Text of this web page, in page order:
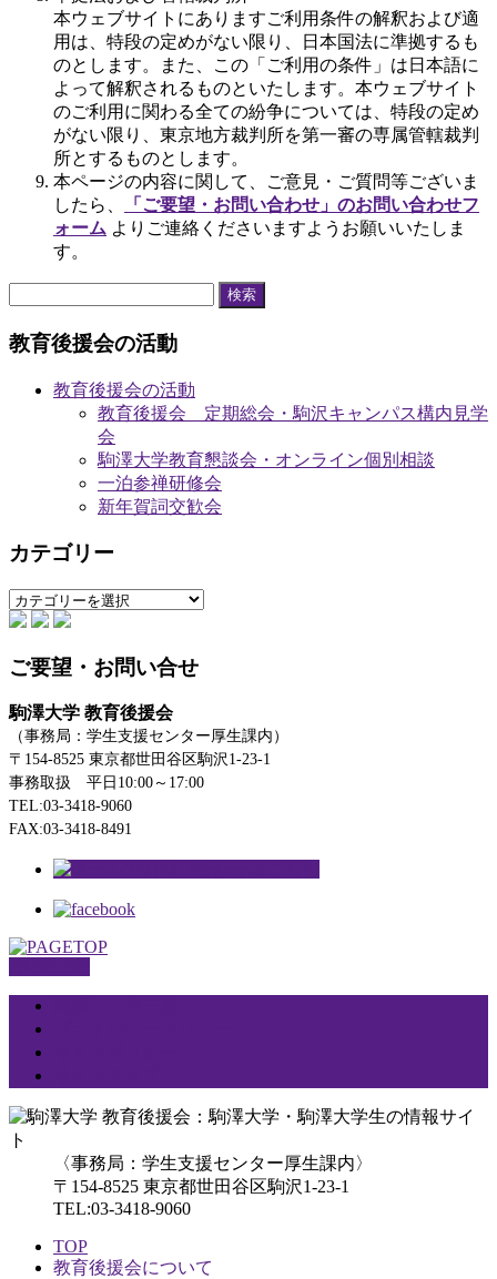
本ウェブサイトにありますご利用条件の解釈および適
用は、特段の定めがない限り、日本国法に準拠するも
のとします。また、この「ご利用の条件」は日本語に
よって解釈されるものといたします。本ウェブサイト
のご利用に関わる全ての紛争については、特段の定め
がない限り、東京地方裁判所を第一審の専属管轄裁判
所とするものとします。
本ページの内容に関して、ご意見・ご質問等ございま
したら、
「ご要望・お問い合わせ」のお問い合わせフ
ォーム よりご連絡くださいますようお願いいたしま
す。
教育後援会の活動
教育後援会の活動
教育後援会 定期総会・駒沢キャンパス構内見学
会
駒澤大学教育懇談会・オンライン個別相談
一泊参禅研修会
新年賀詞交歓会
カテゴリー
カ
テ
リ
ご要望・お問い合せ
駒澤大学 教育後援会
（事務局：学生支援センター厚生課内）
〒154-8525 東京都世田谷区駒沢1-23-1
事務取扱 平日10:00～17:00
TEL:03-3418-9060
FAX:03-3418-8491
〈事務局：学生支援センター厚生課内〉
〒154-8525 東京都世田谷区駒沢1-23-1
TEL:03-3418-9060
TOP
教育後援会について